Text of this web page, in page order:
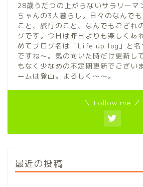
28歳うだつの上がらないサラリーマ
ちゃんの3人暮らし。日々のなんで
こと、旅行のこと、なんでもござれ
グです。今日は昨日よりも楽しくあ
めてブログ名は「Life up log」と名
ですね〜。気の向いた時だけ更新し
もなく少なめの不定期更新でござい
ームは登山。よろしく〜〜。
＼ Follow me ／
最近の投稿